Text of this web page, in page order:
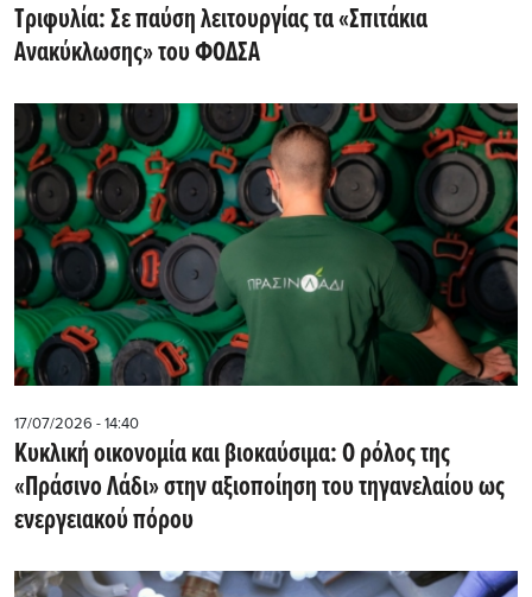
Τριφυλία: Σε παύση λειτουργίας τα «Σπιτάκια
Ανακύκλωσης» του ΦΟΔΣΑ
17/07/2026 - 14:40
Κυκλική οικονομία και βιοκαύσιμα: Ο ρόλος της
«Πράσινο Λάδι» στην αξιοποίηση του τηγανελαίου ως
ενεργειακού πόρου